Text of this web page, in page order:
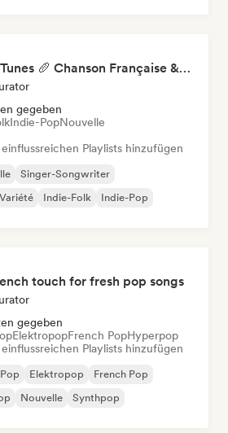
Oh là là Tunes 🥖 Chanson Française & Nouvelle Scène Française
gegeben
Indie-PopNouvelle
Playlists hinzufügen
Singer-Songwriter
Indie-Folk Indie-Pop
touch for fresh pop songs
gegeben
ElektropopFrench PopHyperpop
Playlists hinzufügen
Elektropop
French Pop
Nouvelle Synthpop